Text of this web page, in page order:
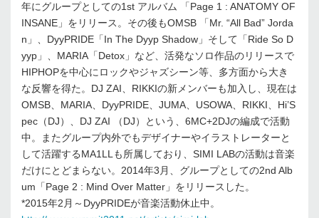
年にグループとしての1st アルバム 「Page 1 : ANATOMY OF
INSANE」をリリース。その後もOMSB 「Mr. “All Bad” Jorda
n」、DyyPRIDE「In The Dyyp Shadow」そして「Ride So D
yyp」、MARIA「Detox」など、活発なソロ作品のリリースで
HIPHOPを中心にロックやジャズシーン等、多方面から大き
な反響を得た。DJ ZAI、RIKKIの新メンバーも加入し、現在は
OMSB、MARIA、DyyPRIDE、JUMA、USOWA、RIKKI、Hi’S
pec（DJ）、DJ ZAI （DJ）という、6MC+2DJの編成で活動
中。またグループ内外でもデザイナーやイラストレーターと
して活躍するMA1LLも所属しており、SIMI LABの活動は音楽
だけにとどまらない。2014年3月、グループとしての2nd Alb
um「Page 2 : Mind Over Matter」をリリースした。
*2015年2月～DyyPRIDEが音楽活動休止中。